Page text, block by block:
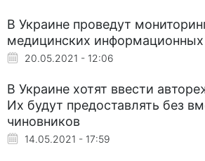
В Украине проведут
медицинских
20.05.2021 - 12:06
В Украине хотят ввести
Их будут предоставлять без
чиновников
14.05.2021 - 17:59